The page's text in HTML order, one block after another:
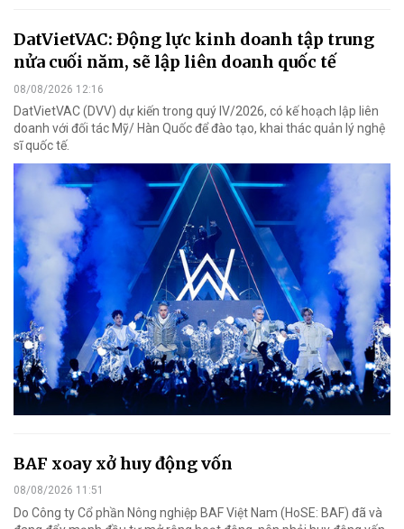
DatVietVAC: Động lực kinh doanh tập trung
nửa cuối năm, sẽ lập liên doanh quốc tế
08/08/2026 12:16
DatVietVAC (DVV) dự kiến trong quý IV/2026, có kế hoạch lập liên
doanh với đối tác Mỹ/ Hàn Quốc để đào tạo, khai thác quản lý nghệ
sĩ quốc tế.
BAF xoay xở huy động vốn
08/08/2026 11:51
Do Công ty Cổ phần Nông nghiệp BAF Việt Nam (HoSE: BAF) đã và